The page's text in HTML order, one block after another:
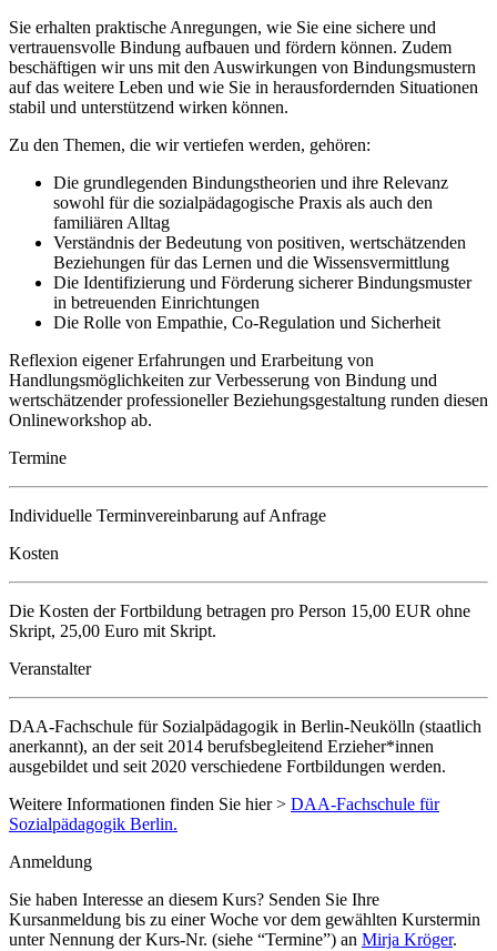
Sie erhalten praktische Anregungen, wie Sie eine sichere und
vertrauensvolle Bindung aufbauen und fördern können. Zudem
beschäftigen wir uns mit den Auswirkungen von Bindungsmustern
auf das weitere Leben und wie Sie in herausfordernden Situationen
stabil und unterstützend wirken können.
Zu den Themen, die wir vertiefen werden, gehören:
Die grundlegenden Bindungstheorien und ihre Relevanz
sowohl für die sozialpädagogische Praxis als auch den
familiären Alltag
Verständnis der Bedeutung von positiven, wertschätzenden
Beziehungen für das Lernen und die Wissensvermittlung
Die Identifizierung und Förderung sicherer Bindungsmuster
in betreuenden Einrichtungen
Die Rolle von Empathie, Co-Regulation und Sicherheit
Reflexion eigener Erfahrungen und Erarbeitung von
Handlungsmöglichkeiten zur Verbesserung von Bindung und
wertschätzender professioneller Beziehungsgestaltung runden diesen
Onlineworkshop ab.
Termine
Individuelle Terminvereinbarung auf Anfrage
Kosten
Die Kosten der Fortbildung betragen pro Person 15,00 EUR ohne
Skript, 25,00 Euro mit Skript.
Veranstalter
DAA-Fachschule für Sozialpädagogik in Berlin-Neukölln (staatlich
anerkannt), an der seit 2014 berufsbegleitend Erzieher*innen
ausgebildet und seit 2020 verschiedene Fortbildungen werden.
Weitere Informationen finden Sie hier > DAA-Fachschule für
Sozialpädagogik Berlin.
Anmeldung
Sie haben Interesse an diesem Kurs? Senden Sie Ihre
Kursanmeldung bis zu einer Woche vor dem gewählten Kurstermin
unter Nennung der Kurs-Nr. (siehe “Termine”) an Mirja Kröger.